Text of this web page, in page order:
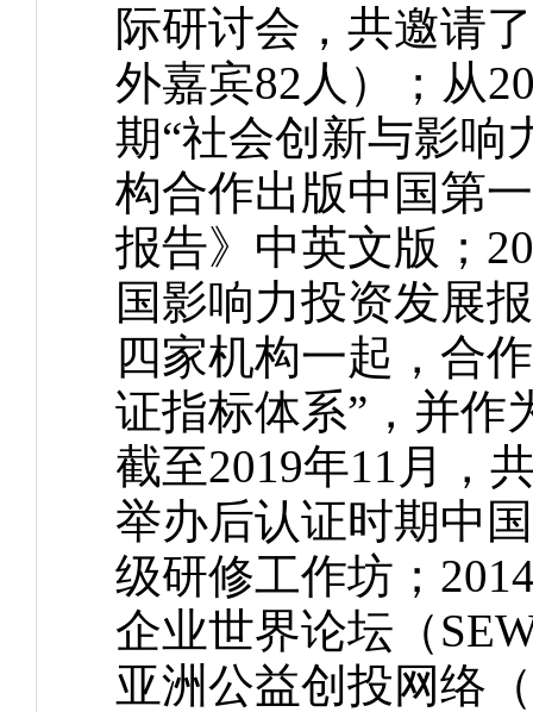
际研讨会，共邀请
外嘉宾82人）；从
期“社会创新与影响
构合作出版中国第
报告》中英文版；
国影响力投资发展
四家机构一起，合
证指标体系”，并作
截至2019年11月，
举办后认证时期中
级研修工作坊；
企业世界论坛（
亚洲公益创投网络